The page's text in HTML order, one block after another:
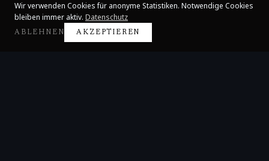
Wir verwenden Cookies für anonyme Statistiken. Notwendige Cookies
bleiben immer aktiv. Datenschutz
ABLEHNEN AKZEPTIEREN